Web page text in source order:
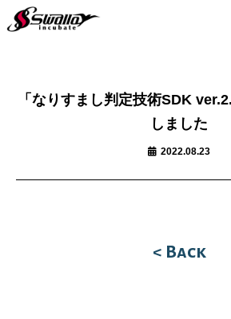
「なりすまし判定技術SDK
しました
2022.08.23
< Back